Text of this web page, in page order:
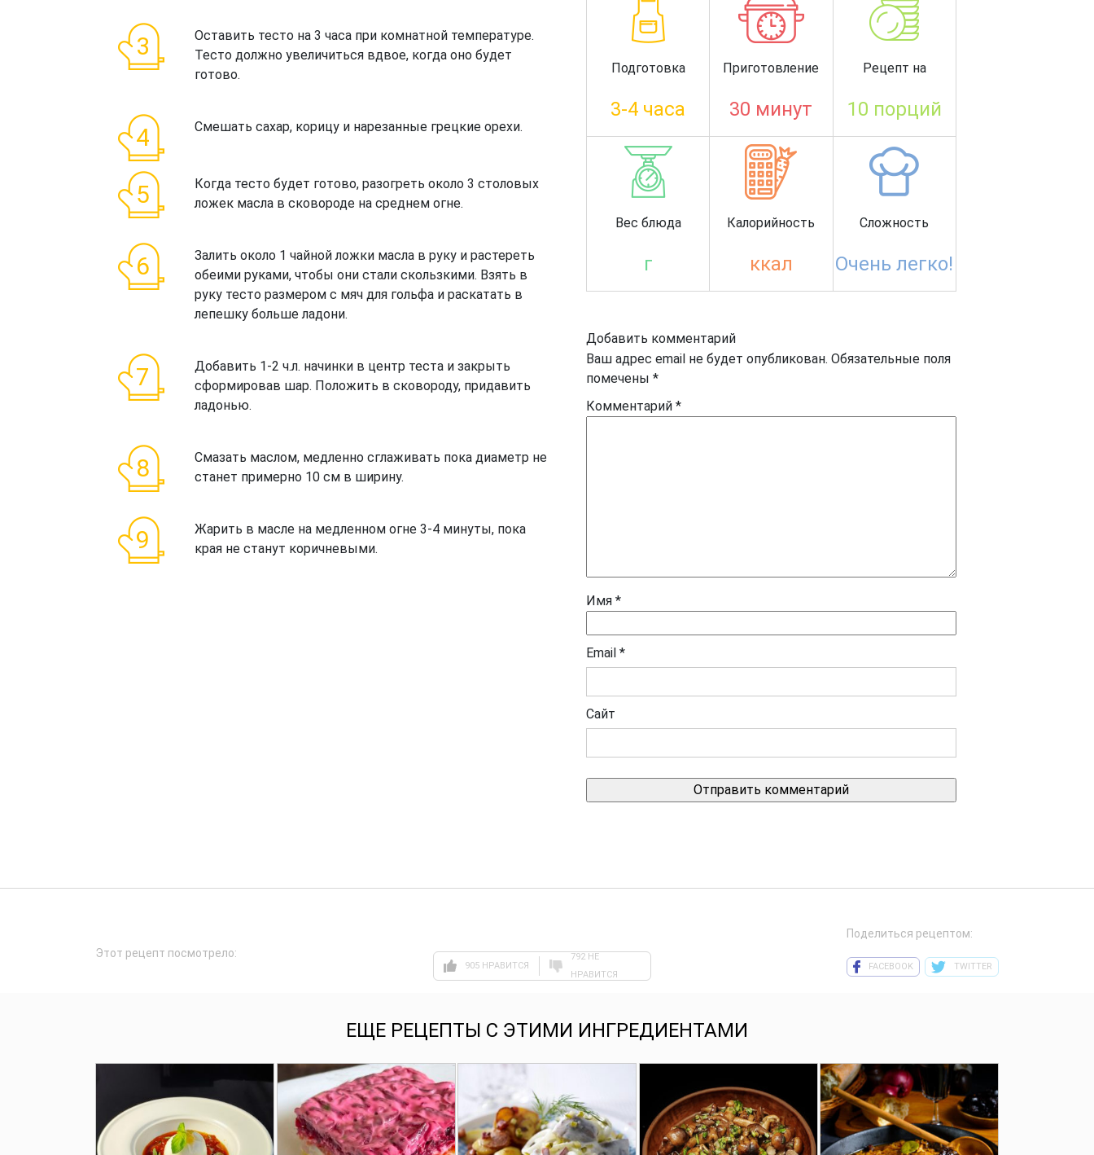
Оставить тесто на 3 часа при комнатной температуре.
Тесто должно увеличиться вдвое, когда оно будет
готово.
Смешать сахар, корицу и нарезанные грецкие орехи.
Когда тесто будет готово, разогреть около 3 столовых
ложек масла в сковороде на среднем огне.
Залить около 1 чайной ложки масла в руку и растереть
обеими руками, чтобы они стали скользкими. Взять в
руку тесто размером с мяч для гольфа и раскатать в
лепешку больше ладони.
Добавить 1-2 ч.л. начинки в центр теста и закрыть
сформировав шар. Положить в сковороду, придавить
ладонью.
Смазать маслом, медленно сглаживать пока диаметр не
станет примерно 10 см в ширину.
Жарить в масле на медленном огне 3-4 минуты, пока
края не станут коричневыми.
Подготовка
3-4 часа
Приготовление
30 минут
Рецепт на
10 порций
Вес блюда
г
Калорийность
ккал
Сложность
Очень легко!
Добавить комментарий
Ваш адрес email не будет опубликован. Обязательные поля
помечены *
Комментарий *
Имя *
Email *
Сайт
Этот рецепт посмотрело:
905 НРАВИТСЯ
792 НЕ
НРАВИТСЯ
Поделиться рецептом:
FACEBOOK TWITTER
ЕЩЕ РЕЦЕПТЫ С ЭТИМИ ИНГРЕДИЕНТАМИ